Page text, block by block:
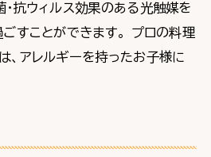
抗ウィルス効果のある光触媒を
すことができます。 プロの料理
、アレルギーを持ったお子様に